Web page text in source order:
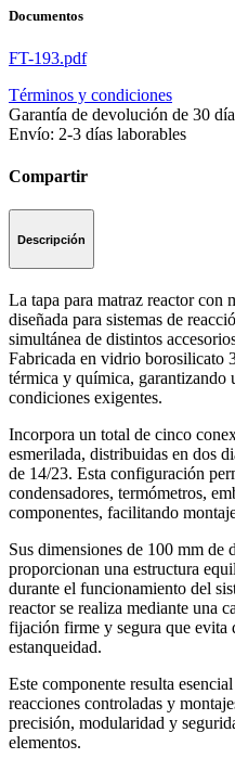
Documentos
FT-193.pdf
Términos y condiciones
Garantía de devolución de 30
Envío: 2-3 días laborables
Compartir
Descripción
La tapa para matraz reactor con
diseñada para sistemas de
simultánea de distintos
Fabricada en vidrio borosilicato
térmica y química, garantizando
condiciones exigentes.
Incorpora un total de cinco
esmerilada, distribuidas en dos
de 14/23. Esta configuración
condensadores, termómetros,
componentes, facilitando
Sus dimensiones de 100 mm de
proporcionan una estructura
durante el funcionamiento del
reactor se realiza mediante una
fijación firme y segura que evita
estanqueidad.
Este componente resulta
reacciones controladas y
precisión, modularidad y
elementos.